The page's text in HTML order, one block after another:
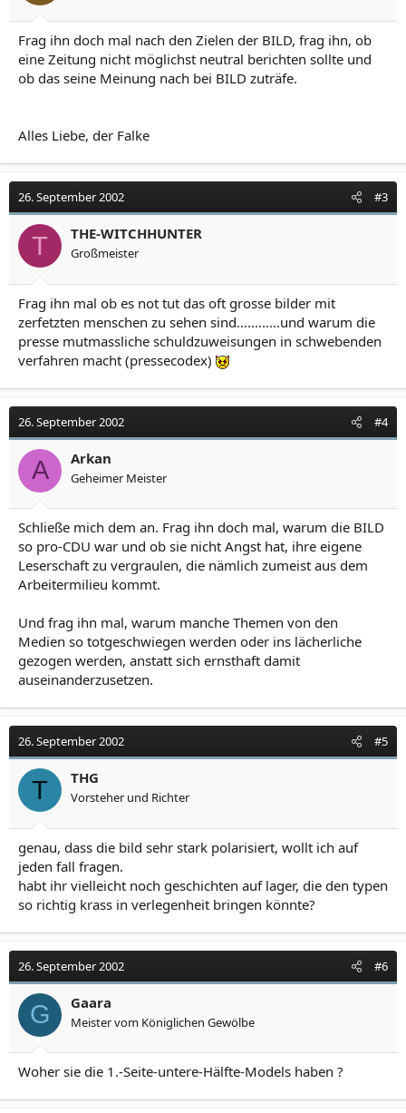
Frag ihn doch mal nach den Zielen der BILD, frag ihn, ob
eine Zeitung nicht möglichst neutral berichten sollte und
ob das seine Meinung nach bei BILD zuträfe.
Alles Liebe, der Falke
26. September 2002 #3
T THE-WITCHHUNTER
Großmeister
Frag ihn mal ob es not tut das oft grosse bilder mit
zerfetzten menschen zu sehen sind............und warum die
presse mutmassliche schuldzuweisungen in schwebenden
verfahren macht (pressecodex)
26. September 2002 #4
A Arkan
Geheimer Meister
Schließe mich dem an. Frag ihn doch mal, warum die BILD
so pro-CDU war und ob sie nicht Angst hat, ihre eigene
Leserschaft zu vergraulen, die nämlich zumeist aus dem
Arbeitermilieu kommt.
Und frag ihn mal, warum manche Themen von den
Medien so totgeschwiegen werden oder ins lächerliche
gezogen werden, anstatt sich ernsthaft damit
auseinanderzusetzen.
26. September 2002 #5
T THG
Vorsteher und Richter
genau, dass die bild sehr stark polarisiert, wollt ich auf
jeden fall fragen.
habt ihr vielleicht noch geschichten auf lager, die den typen
so richtig krass in verlegenheit bringen könnte?
26. September 2002 #6
G Gaara
Meister vom Königlichen Gewölbe
Woher sie die 1.-Seite-untere-Hälfte-Models haben ?